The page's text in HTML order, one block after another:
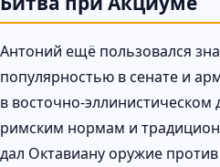
Антоний ещё пользовался
популярностью в сенате и
в восточно-
римским нормам и
дал Октавиану оружие